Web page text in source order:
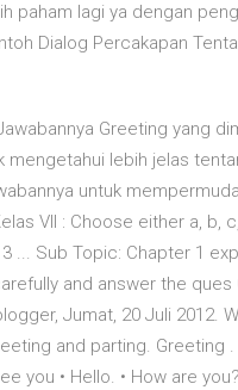
paham lagi ya dengan
Dialog Percakapan
Greeting yang
mengetahui lebih jelas
untuk
VII : Choose either a,
... Sub Topic: Chapter 1
and answer the ques
Jumat, 20 Juli 2012.
and parting. Greeting .
you • Hello. • How are